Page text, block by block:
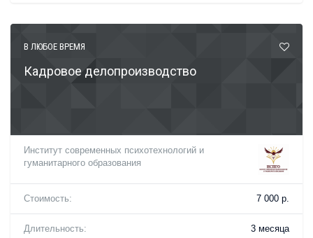
В ЛЮБОЕ ВРЕМЯ
Кадровое делопроизводство
Институт современных психотехнологий и
гуманитарного образования
Стоимость: 7 000 р.
Длительность: 3 месяца